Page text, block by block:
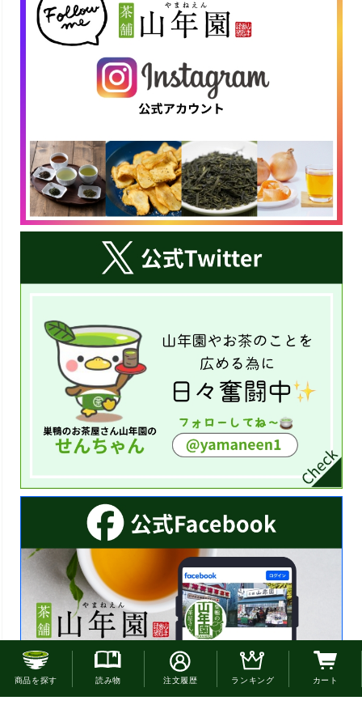
お電話でのご注文はこちら
商品を探す 読み物 注文履歴 ランキング カート